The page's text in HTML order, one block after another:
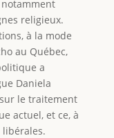
notamment
religieux.
à la mode
au Québec,
a
Daniela
le traitement
actuel, et ce, à
libérales.